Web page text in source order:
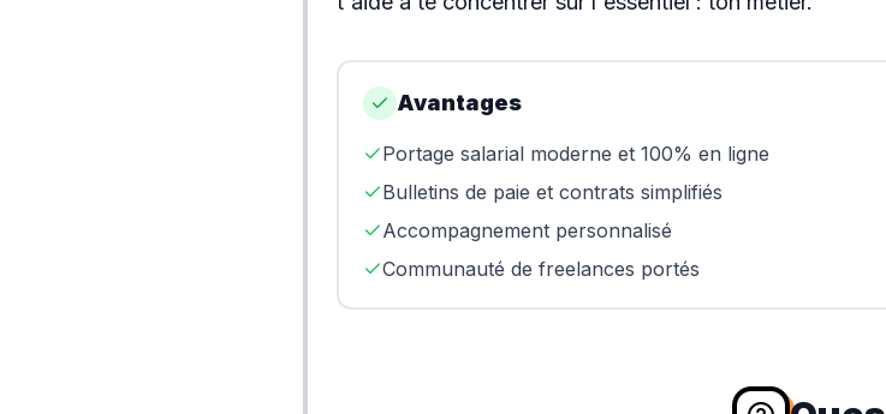
Avantages
Portage salarial moderne et 100% en ligne
Bulletins de paie et contrats simplifiés
Accompagnement personnalisé
Communauté de freelances portés